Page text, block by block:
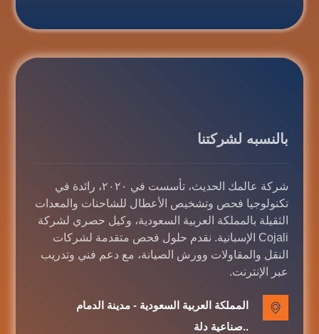
بالنسبه لشركتنا
شركة عالمك الحديث، تأسست في ٢٠٢٠، رائدة في
تكنولوجيا فحص وتشخيص الأعطال للشاحنات والمعدات
الثقيلة بالمملكة العربية السعودية، وكيل حصري لشركة
Cojali الإسبانية. نقدم حلول فحص متقدمة لشركات
النقل والمقاولات وورش الصيانة، مع دعم فني وتدريب
عبر الإنترنت.
المملكة العربية السعودية - مدينة الدمام
..صناعية دلة